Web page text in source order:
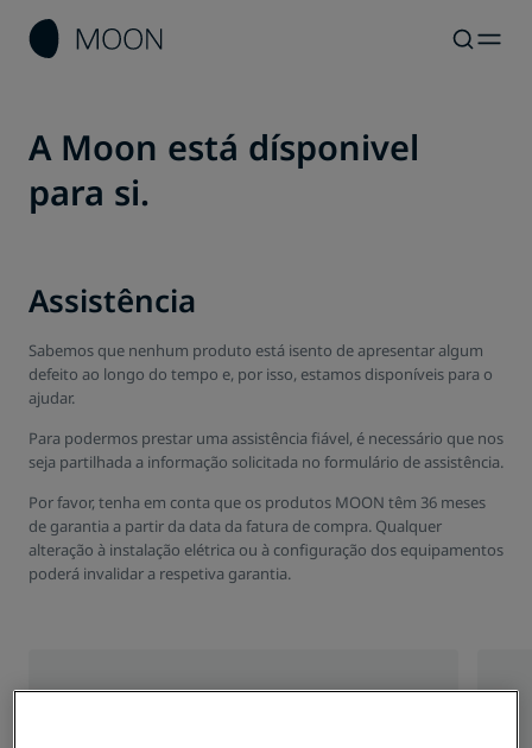
A Moon está dísponivel
para si.
Assistência
Sabemos que nenhum produto está isento de apresentar algum
defeito ao longo do tempo e, por isso, estamos disponíveis para o
ajudar.
Para podermos prestar uma assistência fiável, é necessário que nos
seja partilhada a informação solicitada no formulário de assistência.
Por favor, tenha em conta que os produtos MOON têm 36 meses
de garantia a partir da data da fatura de compra. Qualquer
alteração à instalação elétrica ou à configuração dos equipamentos
poderá invalidar a respetiva garantia.
01